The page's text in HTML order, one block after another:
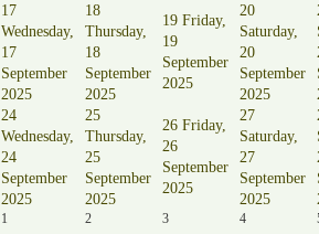
17
Wednesday,
17
September
2025
18
Thursday,
18
September
2025
19 Friday,
19
September
2025
20
Saturday,
20
September
2025
24
Wednesday,
24
September
2025
25
Thursday,
25
September
2025
26 Friday,
26
September
2025
27
Saturday,
27
September
2025
1 2 3 4